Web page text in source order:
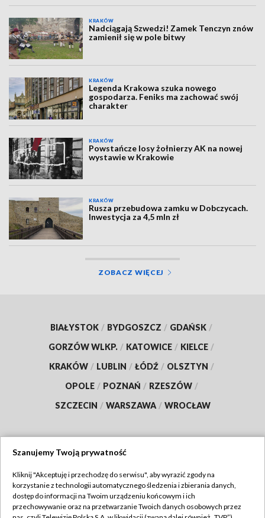
KRAKÓW
Nadciągają Szwedzi! Zamek Tenczyn znów
zamienił się w pole bitwy
KRAKÓW
Legenda Krakowa szuka nowego
gospodarza. Feniks ma zachować swój
charakter
KRAKÓW
Powstańcze losy żołnierzy AK na nowej
wystawie w Krakowie
KRAKÓW
Rusza przebudowa zamku w Dobczycach.
Inwestycja za 4,5 mln zł
ZOBACZ WIĘCEJ
BIAŁYSTOK / BYDGOSZCZ / GDAŃSK /
GORZÓW WLKP. / KATOWICE / KIELCE /
KRAKÓW / LUBLIN / ŁÓDŹ / OLSZTYN /
OPOLE / POZNAŃ / RZESZÓW /
SZCZECIN / WARSZAWA / WROCŁAW
TVP
Abonament TVP
Regulamin TVP
Szanujemy Twoją prywatność
Kliknij "Akceptuję i przechodzę do serwisu", aby wyrazić zgody na
korzystanie z technologii automatycznego śledzenia i zbierania danych,
dostęp do informacji na Twoim urządzeniu końcowym i ich
przechowywanie oraz na przetwarzanie Twoich danych osobowych przez